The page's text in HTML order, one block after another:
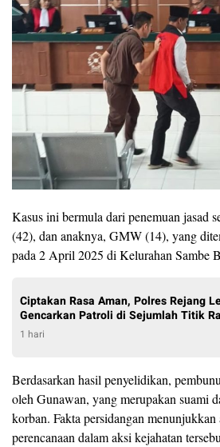
Kasus ini bermula dari penemuan jasad
(42), dan anaknya, GMW (14), yang
pada 2 April 2025 di Kelurahan Sambe
Ciptakan Rasa Aman, Polres Rejang
Gencarkan Patroli di Sejumlah Titik
1 hari
Berdasarkan hasil penyelidikan,
oleh Gunawan, yang merupakan suami
korban. Fakta persidangan menunjukkan
perencanaan dalam aksi kejahatan